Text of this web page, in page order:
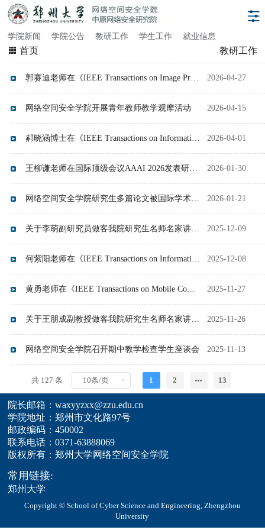
学院新闻 学院公告 教研工作 学生工作 就业信息
教研工作
首页
郭赛迪老师在《IEEE Transactions on Image Processing》上发表研究成果 2026-04-27
网络空间安全学院开展青年教师教学观摩活动 2026-04-15
郝晓涵博士在《IEEE Transactions on Information Forensics and Security》上发表研究成果 2026-04-01
王柳谦老师在国际顶级会议AAAI 2026发表研究成果并参会交流 2026-01-30
网络空间安全学院研究生多篇论文被国际学术会议ICASSP 2026录用 2026-01-21
关于李萌副研究员做客我院研究生名师名家讲坛的公告 2025-12-09
何紫阳老师在《IEEE Transactions on Information Forensics and Security》上发表研究成果 2025-12-08
黄勇老师在《IEEE Transactions on Mobile Computing》上发表研究成果 2025-11-27
关于王朋成副教授做客我院研究生名师名家讲坛的公告 2025-11-26
网络空间安全学院召开期中教学检查学生座谈会 2025-11-13
共 127 条 1 2 13
院长邮箱：waxyyzxx@zzu.edu.cn
学院地址：郑州市文化路97号
邮政编码：450002
联系电话：0371-63888069
版权所有：郑州大学网络空间安全学院
常用链接:
郑州大学
Copyright © School of Cyber Science and Engineering, Zhengzhou
University